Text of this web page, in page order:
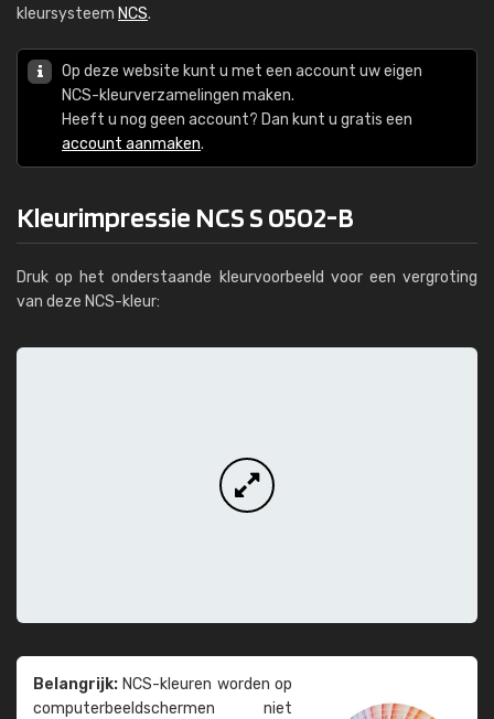
kleursysteem NCS.
Op deze website kunt u met een account uw eigen
NCS-kleurverzamelingen maken.
Heeft u nog geen account? Dan kunt u gratis een
account aanmaken.
Kleurimpressie NCS S 0502-B
Druk op het onderstaande kleurvoorbeeld voor een vergroting
van deze NCS-kleur:
Belangrijk: NCS-kleuren worden op
computer­beeld­schermen niet